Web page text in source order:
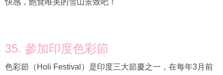
快感，飽覽唯美的雪山景致吧！
35. 參加印度色彩節
色彩節（Holi Festival）是印度三大節慶之一，在每年3月前